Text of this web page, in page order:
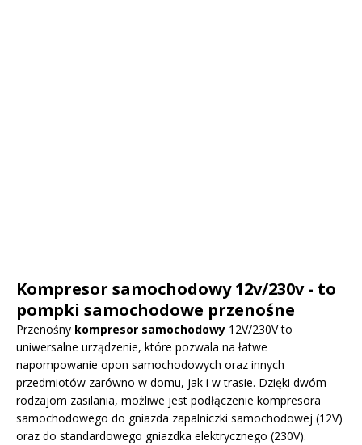
Kompresor samochodowy 12v/230v - to
pompki samochodowe przenośne
Przenośny kompresor samochodowy 12V/230V to
uniwersalne urządzenie, które pozwala na łatwe
napompowanie opon samochodowych oraz innych
przedmiotów zarówno w domu, jak i w trasie. Dzięki dwóm
rodzajom zasilania, możliwe jest podłączenie kompresora
samochodowego do gniazda zapalniczki samochodowej (12V)
oraz do standardowego gniazdka elektrycznego (230V).